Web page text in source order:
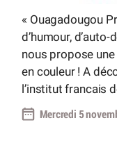
« Ouagadougou
d’humour,
nous propose
en couleur ! A
l’institut francais
Mercredi 5